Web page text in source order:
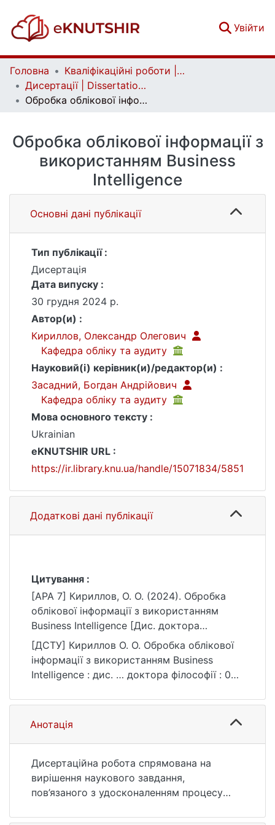
Увійти
Головна
Кваліфікаційні роботи | Qualifying works
Дисертації | Dissertations
Обробка облікової інформації з використанням Business Intelligence
Обробка облікової інформації з
використанням Business
Intelligence
Основні дані публікації
Тип публікації :
Дисертація
Дата випуску :
30 грудня 2024 р.
Автор(и) :
Кириллов, Олександр Олегович
Кафедра обліку та аудиту
Науковий(і) керівник(и)/редактор(и) :
Засадний, Богдан Андрійович
Кафедра обліку та аудиту
Мова основного тексту :
Ukrainian
eKNUTSHIR URL :
https://ir.library.knu.ua/handle/15071834/5851
Додаткові дані публікації
Цитування :
[APA 7] Кириллов, О. О. (2024). Обробка
облікової інформації з використанням
Business Intelligence [Дис. доктора
філософії, Київський національний
університет імені Тараса Шевченка].
eKNUTSHIR.
https://ir.library.knu.ua/handle/15071834/5851
[ДСТУ] Кириллов О. О. Обробка облікової
інформації з використанням Business
Intelligence : дис. … доктора філософії : 071
URL:
https://ir.library.knu.ua/handle/15071834/5851
(дата звернення: 25.07.2026).
Анотація
Дисертаційна робота спрямована на
вирішення наукового завдання,
пов’язаного з удосконаленням процесу
облікової інформації за допомогою